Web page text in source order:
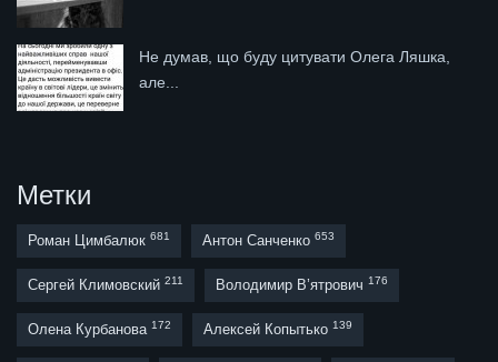
Не думав, що буду цитувати Олега Ляшка,
але...
Метки
Роман Цимбалюк 681 Антон Санченко 653
Сергей Климовский 211 Володимир В’ятрович 176
Олена Курбанова 172 Алексей Копытько 139